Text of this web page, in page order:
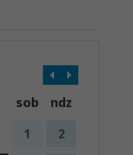
sob ndz
1 2